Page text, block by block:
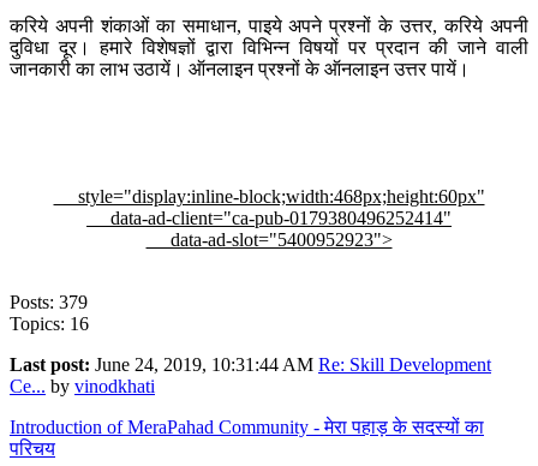
करिये अपनी शंकाओं का समाधान, पाइये अपने प्रश्नों के उत्तर, करिये अपनी
दुविधा दूर। हमारे विशेषज्ञों द्वारा विभिन्न विषयों पर प्रदान की जाने वाली
जानकारी का लाभ उठायें। ऑनलाइन प्रश्नों के ऑनलाइन उत्तर पायें।
style="display:inline-block;width:468px;height:60px"
data-ad-client="ca-pub-0179380496252414"
data-ad-slot="5400952923">
Posts: 379
Topics: 16
Last post: June 24, 2019, 10:31:44 AM Re: Skill Development
Ce... by vinodkhati
Introduction of MeraPahad Community - मेरा पहाड़ के सदस्यों का
परिचय